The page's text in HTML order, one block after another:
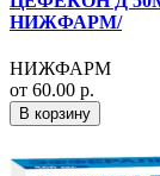
НИЖФАРМ/
НИЖФАРМ
от 60.00 р.
В корзину